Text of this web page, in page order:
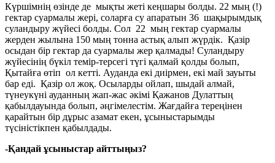
Күршімнің өзінде де мықты жеті кеңшары болды. 22 мың (!)
гектар суармалы жері, соларға су апаратын 36 шақырымдық
суландыру жүйесі болды. Сол 22 мың гектар суармалы
жерден жылына 150 мың тонна астық алып жүрдік. Қазір
осыдан бір гектар да суармалы жер қалмады! Суландыру
жүйесінің бүкіл темір-терсегі түгі қалмай қолды болып,
Қытайға өтіп ол кетті. Ауданда екі диірмен, екі май зауыты
бар еді. Қазір ол жоқ. Осыларды ойлап, шыдай алмай,
түнеукүні ауданның жап-жас әкімі Қажанов Дулаттың
қабылдауында болып, әңгімелестім. Жағдайға тереңінен
қарайтын бір дұрыс азамат екен, ұсыныстарымды
түсіністікпен қабылдады.
-Қандай ұсыныстар айттыңыз?